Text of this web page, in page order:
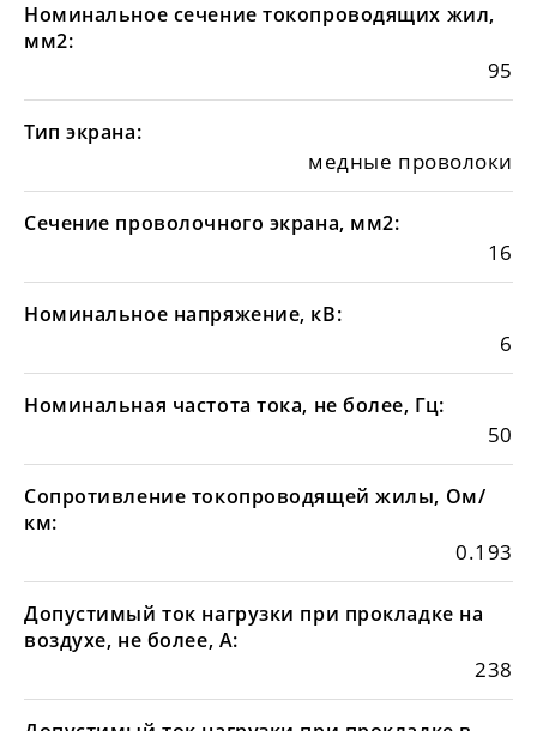
Номинальное сечение токопроводящих жил,
мм2:
95
Тип экрана:
медные проволоки
Сечение проволочного экрана, мм2:
16
Номинальное напряжение, кВ:
6
Номинальная частота тока, не более, Гц:
50
Сопротивление токопроводящей жилы, Ом/
км:
0.193
Допустимый ток нагрузки при прокладке на
воздухе, не более, А:
238